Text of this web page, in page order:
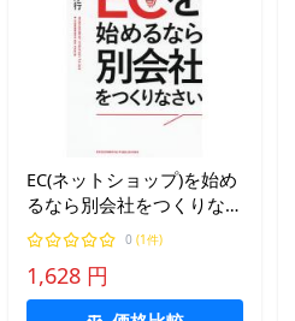
EC(ネットショップ)を始め
るなら別会社をつくりなさ
い/岩井淳行
0 (1件)
1,628 円